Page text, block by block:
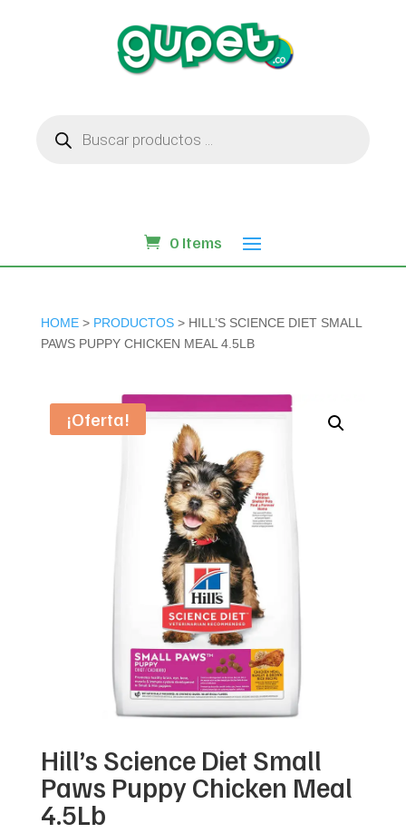
productos
0 Items
HOME> PRODUCTOS> HILL’S SCIENCE DIET SMALL
PAWS PUPPY CHICKEN MEAL 4.5LB
¡Oferta!
Hill’s Science Diet Small
Paws Puppy Chicken Meal
4.5Lb